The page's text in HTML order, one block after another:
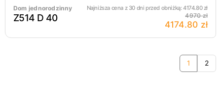
Dom jednorodzinny Najniższa cena z 30 dni przed obniżką:4174.80zł
Z514 D 40 4970 zł
4174.80 zł
1 2